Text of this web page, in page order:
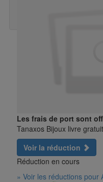
Les frais de port sont
Tanaxos Bijoux livre
Voir la réduction
Réduction en cours
» Voir les réductions pour